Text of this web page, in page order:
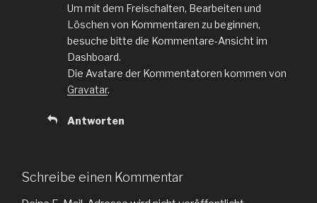
Um mit dem Freischalten, Bearbeiten und
Löschen von Kommentaren zu beginnen,
besuche bitte die Kommentare-Ansicht im
Dashboard.
Die Avatare der Kommentatoren kommen von
Gravatar.
Antworten
Schreibe einen Kommentar